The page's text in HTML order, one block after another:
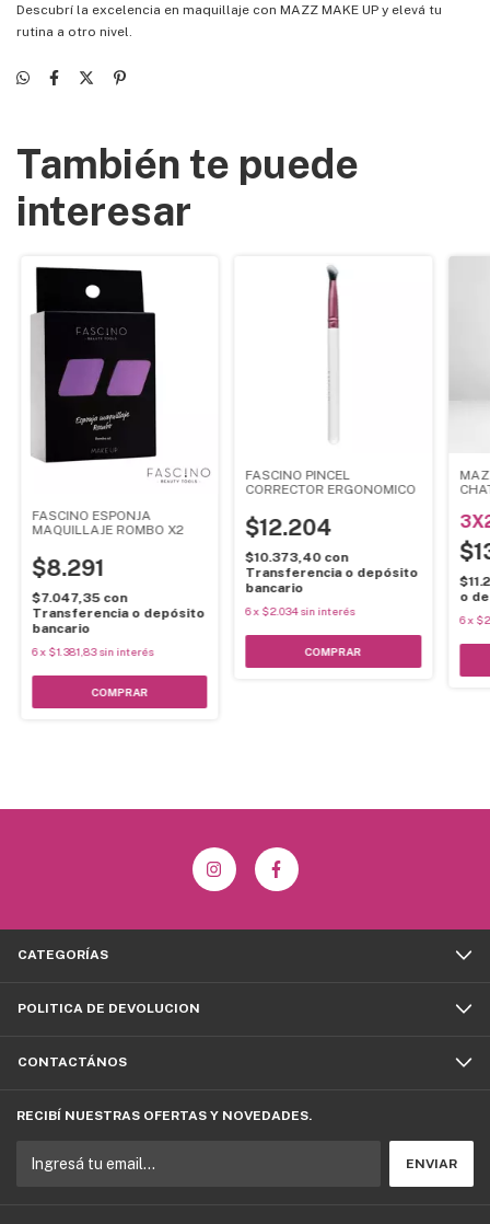
Descubrí la excelencia en maquillaje con MAZZ MAKE UP y elevá tu
rutina a otro nivel.
También te puede
interesar
FASCINO ESPONJA
MAQUILLAJE ROMBO X2
$8.291
$7.047,35 con
Transferencia o depósito
bancario
6x $1.381,83 sin interés
FASCINO PINCEL
CORRECTOR ERGONOMICO
$12.204
$10.373,40 con
Transferencia o depósito
bancario
6x $2.034 sin interés
o
6x
CATEGORÍAS
POLITICA DE DEVOLUCION
CONTACTÁNOS
RECIBÍ NUESTRAS OFERTAS Y NOVEDADES.